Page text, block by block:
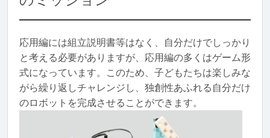
応用編には組立説明書等はなく、自分だけでしっかり
と考える必要がありますが、応用編の多くはゲーム形
式になっています。このため、子どもたちは楽しみな
がら繰り返しチャレンジし、独創性あふれる自分だけ
のロボットを完成させることができます。